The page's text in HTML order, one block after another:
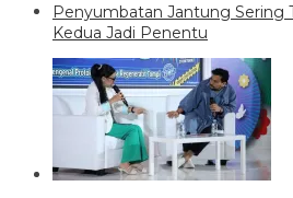
Penyumbatan Jantung Sering
Kedua Jadi Penentu